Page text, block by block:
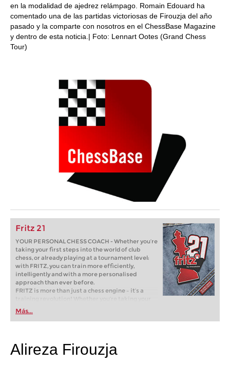
en la modalidad de ajedrez relámpago. Romain Edouard ha
comentado una de las partidas victoriosas de Firouzja del año
pasado y la comparte con nosotros en el ChessBase Magazine
y dentro de esta noticia.| Foto: Lennart Ootes (Grand Chess
Tour)
Fritz 21
YOUR PERSONAL CHESS COACH - Whether you’re
taking your first steps into the world of club
chess, or already playing at a tournament level:
with FRITZ, you can train more efficiently,
intelligently and with a more personalised
approach than ever before.
FRITZ is more than just a chess engine – it’s a
training revolution! Whether you’re taking your
first steps into the world of club chess, or already
playing at a tournament level: with FRITZ, you can
train more efficiently, intelligently and with a
Más...
Alireza Firouzja